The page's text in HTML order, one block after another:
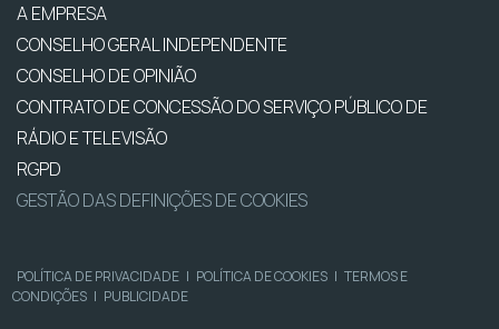
A EMPRESA
CONSELHO GERAL INDEPENDENTE
CONSELHO DE OPINIÃO
CONTRATO DE CONCESSÃO DO SERVIÇO PÚBLICO DE
RÁDIO E TELEVISÃO
RGPD
GESTÃO DAS DEFINIÇÕES DE COOKIES
POLÍTICA DE PRIVACIDADE | POLÍTICA DE COOKIES | TERMOS E
CONDIÇÕES | PUBLICIDADE